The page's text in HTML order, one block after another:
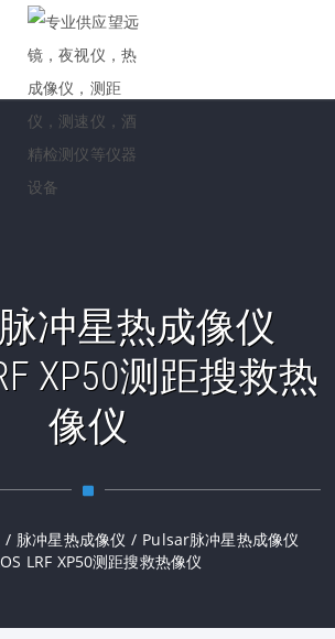
冲星热成像仪
XP50测距搜救热
像仪
/ 脉冲星热成像仪 / Pulsar脉冲星热成像仪
LRF XP50测距搜救热像仪